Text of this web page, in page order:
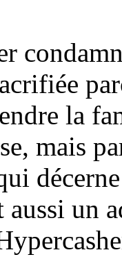
la
mais
aussi un